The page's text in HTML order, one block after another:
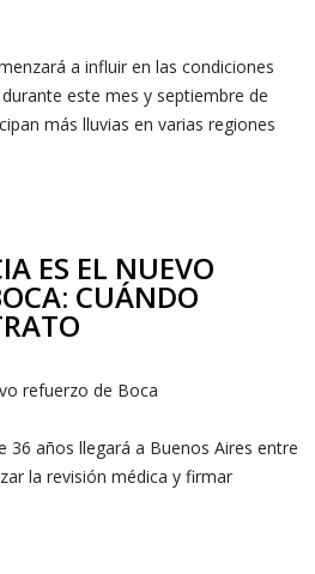
a influir en las condiciones
este mes y septiembre de
más lluvias en varias regiones
ES EL NUEVO
CUÁNDO
36 años llegará a Buenos Aires entre
la revisión médica y firmar